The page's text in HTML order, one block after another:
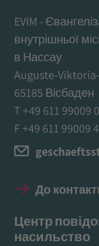
EVIM -
внутрішньої
в Нассау
Auguste-
65185 Вісбаден
T +49 611 99009 0
F +49 611 99009
До
Центр
насильство